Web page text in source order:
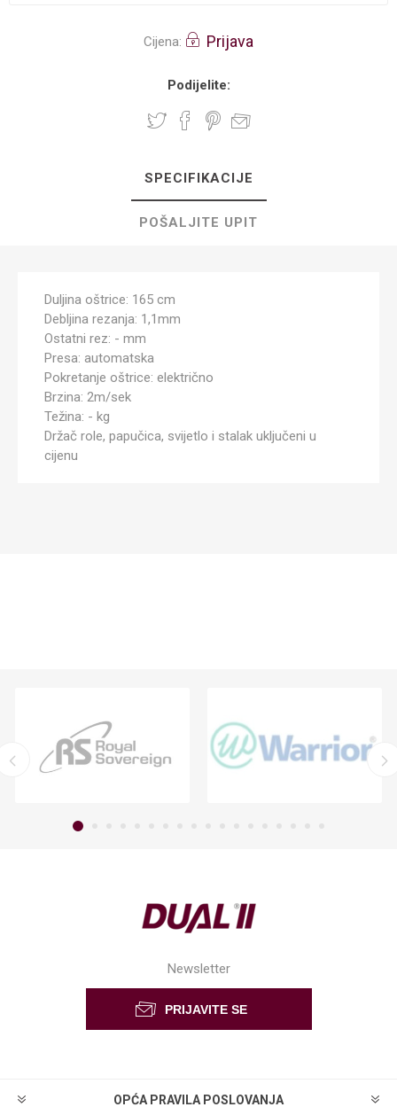
Cijena: Prijava
Podijelite:
SPECIFIKACIJE
POŠALJITE UPIT
Duljina oštrice: 165 cm
Debljina rezanja: 1,1mm
Ostatni rez: - mm
Presa: automatska
Pokretanje oštrice: električno
Brzina: 2m/sek
Težina: - kg
Držač role, papučica, svijetlo i stalak uključeni u
cijenu
Newsletter
OPĆA PRAVILA POSLOVANJA